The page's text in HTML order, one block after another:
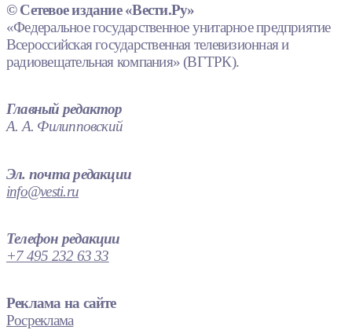
© Сетевое издание «Вести.Ру»
«Федеральное государственное унитарное предприятие
Всероссийская государственная телевизионная и
радиовещательная компания» (ВГТРК).
Главный редактор
А. А. Филипповский
Эл. почта редакции
info@vesti.ru
Телефон редакции
+7 495 232 63 33
Реклама на сайте
Росреклама